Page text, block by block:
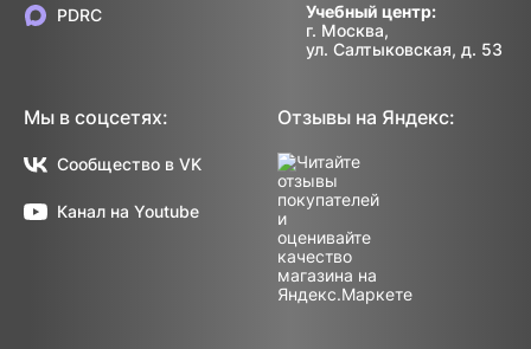
Учебный центр:
г. Москва,
ул. Салтыковская, д. 53
PDRC
Мы в соцсетях:
Сообщество в VK
Канал на Youtube
Отзывы на Яндекс: